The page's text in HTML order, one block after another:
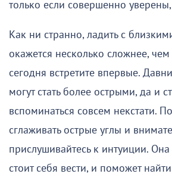
только если совершенно
Как ни странно, ладить с
окажется несколько сложнее,
сегодня встретите впервые.
могут стать более острыми, да и
вспоминаться совсем некстати.
сглаживать острые углы и
прислушивайтесь к интуиции.
стоит себя вести, и поможет